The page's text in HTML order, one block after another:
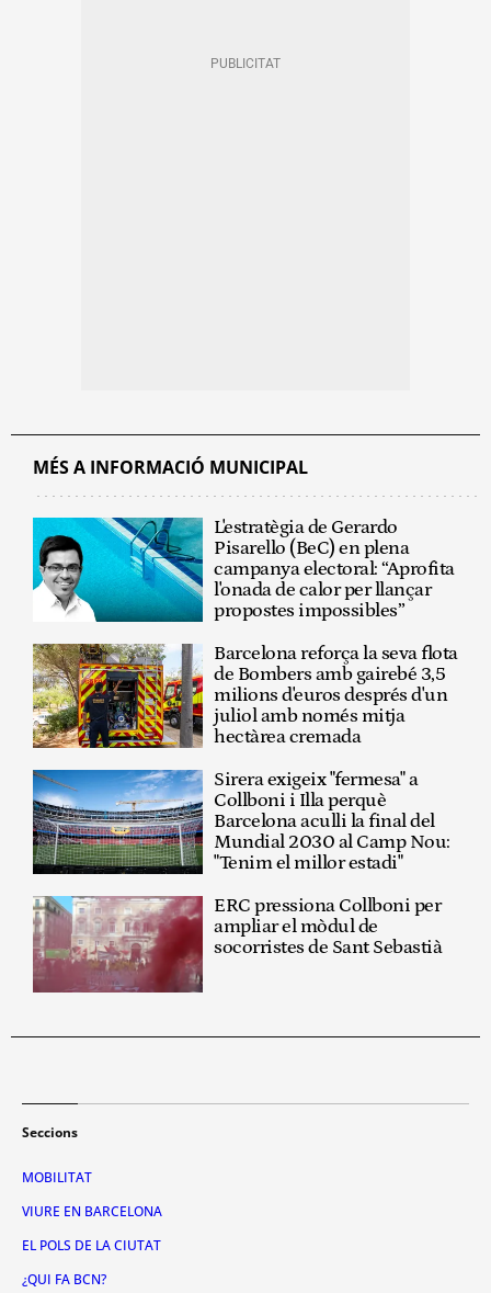
MÉS A INFORMACIÓ MUNICIPAL
L'estratègia de Gerardo
Pisarello (BeC) en plena
campanya electoral: “Aprofita
l'onada de calor per llançar
propostes impossibles”
Barcelona reforça la seva flota
de Bombers amb gairebé 3,5
milions d'euros després d'un
juliol amb només mitja
hectàrea cremada
Sirera exigeix "fermesa" a
Collboni i Illa perquè
Barcelona aculli la final del
Mundial 2030 al Camp Nou:
"Tenim el millor estadi"
ERC pressiona Collboni per
ampliar el mòdul de
socorristes de Sant Sebastià
Seccions
MOBILITAT
VIURE EN BARCELONA
EL POLS DE LA CIUTAT
¿QUI FA BCN?